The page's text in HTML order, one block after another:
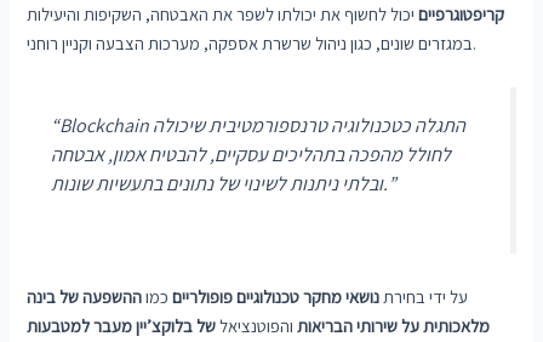
קריפטוגרפייםיכול לחשוף את יכולתו לשפר את האבטחה, השקיפות והיעילות
במגזרים שונים, כגון ניהול שרשרת אספקה, מערכות הצבעה וקניין רוחני.
“Blockchain התגלה כטכנולוגיה טרנספורמטיבית שיכולה
לחולל מהפכה בתהליכים עסקיים, להבטיח אמון, אבטחה
ובלתי ניתנות לשינוי של נתונים בתעשיות שונות.”
על ידי בחירתנושאי מחקר טכנולוגיים פופולרייםכמוההשפעה של בינה
מלאכותית על שירותי הבריאותוהפוטנציאלשל בלוקצ’יין מעבר למטבעות